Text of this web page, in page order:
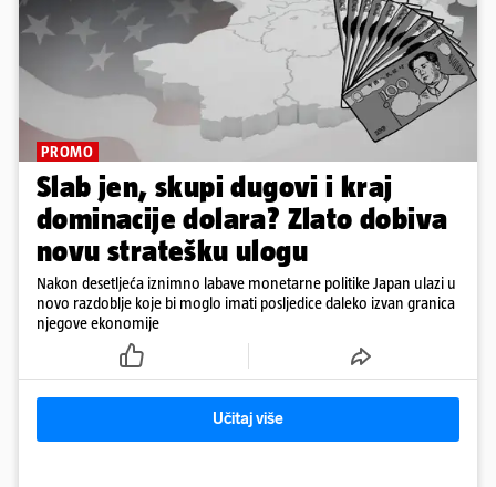
PROMO
Slab jen, skupi dugovi i kraj
dominacije dolara? Zlato dobiva
novu stratešku ulogu
Nakon desetljeća iznimno labave monetarne politike Japan ulazi u
novo razdoblje koje bi moglo imati posljedice daleko izvan granica
njegove ekonomije
Učitaj više